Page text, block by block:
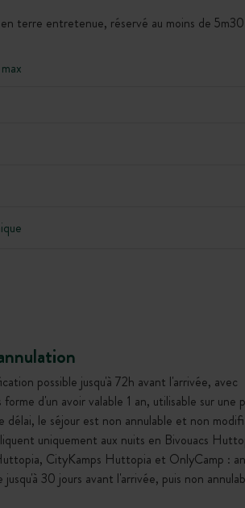
terre entretenue, réservé au moins de
possible jusqu'à 72h avant l'arrivée, avec
d'un avoir valable 1 an, utilisable sur une
délai, le séjour est non annulable et non
uniquement aux nuits en Bivouacs
CityKamps Huttopia et OnlyCamp :
30 jours avant l'arrivée, puis non